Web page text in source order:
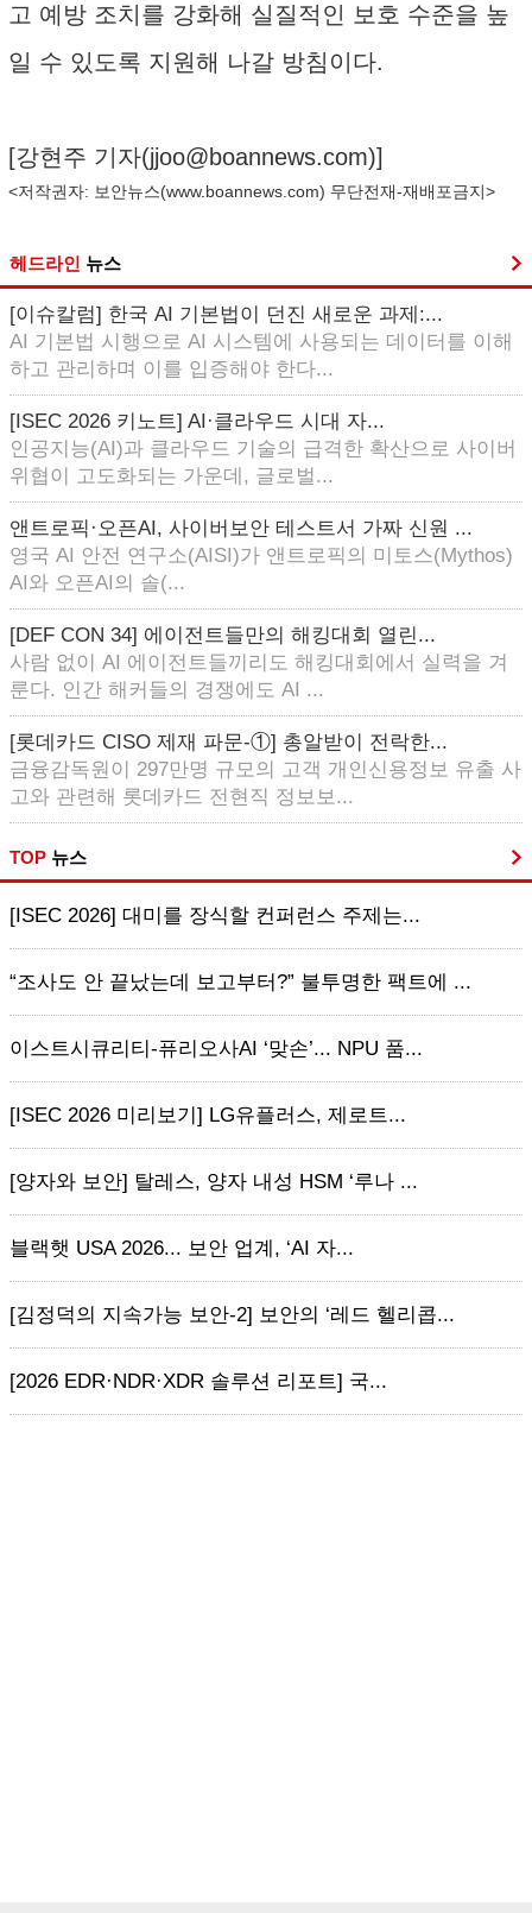
고 예방 조치를 강화해 실질적인 보호 수준을 높
일 수 있도록 지원해 나갈 방침이다.
[강현주 기자(jjoo@boannews.com)]
<저작권자: 보안뉴스(www.boannews.com) 무단전재-재배포금지>
헤드라인 뉴스
[이슈칼럼] 한국 AI 기본법이 던진 새로운 과제:...
AI 기본법 시행으로 AI 시스템에 사용되는 데이터를 이해
하고 관리하며 이를 입증해야 한다...
[ISEC 2026 키노트] AI·클라우드 시대 자...
인공지능(AI)과 클라우드 기술의 급격한 확산으로 사이버
위협이 고도화되는 가운데, 글로벌...
앤트로픽·오픈AI, 사이버보안 테스트서 가짜 신원 ...
영국 AI 안전 연구소(AISI)가 앤트로픽의 미토스(Mythos)
AI와 오픈AI의 솔(...
[DEF CON 34] 에이전트들만의 해킹대회 열린...
사람 없이 AI 에이전트들끼리도 해킹대회에서 실력을 겨
룬다. 인간 해커들의 경쟁에도 AI ...
[롯데카드 CISO 제재 파문-①] 총알받이 전락한...
금융감독원이 297만명 규모의 고객 개인신용정보 유출 사
고와 관련해 롯데카드 전현직 정보보...
TOP 뉴스
[ISEC 2026] 대미를 장식할 컨퍼런스 주제는...
“조사도 안 끝났는데 보고부터?” 불투명한 팩트에 ...
이스트시큐리티-퓨리오사AI ‘맞손’... NPU 품...
[ISEC 2026 미리보기] LG유플러스, 제로트...
[양자와 보안] 탈레스, 양자 내성 HSM ‘루나 ...
블랙햇 USA 2026... 보안 업계, ‘AI 자...
[김정덕의 지속가능 보안-2] 보안의 ‘레드 헬리콥...
[2026 EDR·NDR·XDR 솔루션 리포트] 국...